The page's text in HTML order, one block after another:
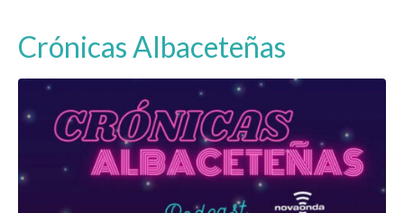
Crónicas Albaceteñas